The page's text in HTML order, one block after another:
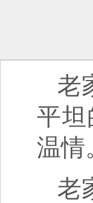
老
平坦
温情
老